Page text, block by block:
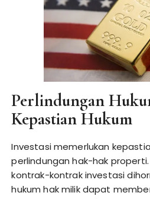
Perlindungan
Kepastian Hukum
Investasi memerlukan
perlindungan hak-hak
kontrak-kontrak investasi
hukum hak milik dapat